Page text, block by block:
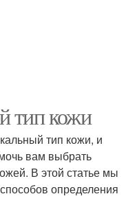
тип кожи
тип кожи, и
вам выбрать
В этой статье мы
определения